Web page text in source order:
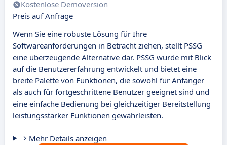
Kostenlose Demoversion
Preis auf Anfrage
Wenn Sie eine robuste Lösung für Ihre
Softwareanforderungen in Betracht ziehen, stellt PSSG
eine überzeugende Alternative dar. PSSG wurde mit Blick
auf die Benutzererfahrung entwickelt und bietet eine
breite Palette von Funktionen, die sowohl für Anfänger
als auch für fortgeschrittene Benutzer geeignet sind und
eine einfache Bedienung bei gleichzeitiger Bereitstellung
leistungsstarker Funktionen gewährleisten.
Mehr Details anzeigen